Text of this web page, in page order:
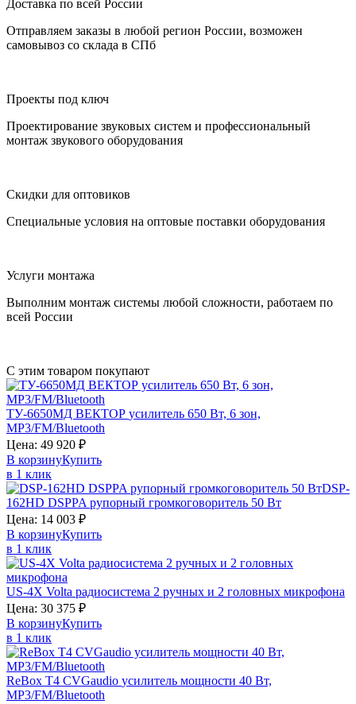
Доставка по всей России
Отправляем заказы в любой регион России, возможен
самовывоз со склада в СПб
Проекты под ключ
Проектирование звуковых систем и профессиональный
монтаж звукового оборудования
Скидки для оптовиков
Специальные условия на оптовые поставки оборудования
Услуги монтажа
Выполним монтаж системы любой сложности, работаем по
всей России
С этим товаром покупают
ТУ-6650МД ВЕКТОР усилитель 650 Вт, 6 зон,
MP3/FM/Bluetooth
Цена: 49 920 ₽
В корзинуКупить
в 1 клик
DSP-
162HD DSPPAрупорный громкоговоритель 50 Вт
Цена: 14 003 ₽
В корзинуКупить
в 1 клик
US-4X Volta радиосистема 2 ручных и 2 головных микрофона
Цена: 30 375 ₽
В корзинуКупить
в 1 клик
ReBox T4 CVGaudio усилитель мощности 40 Вт,
MP3/FM/Bluetooth